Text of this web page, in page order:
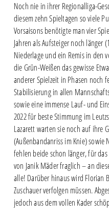
Noch nie in ihrer Regionalliga-
diesem zehn Spieltagen so viele
Vorsaisons benötigte man vier
Jahren als Aufsteiger noch länger
Niederlage und ein Remis in den
die Grün-Weißen das gewisse
anderer Spielzeit in Phasen noch
Stabilisierung in allen
sowie eine immense Lauf- und
2022 für beste Stimmung im
Lazarett warten sie noch auf ihre
(Außenbandanriss im Knie) sowie
fehlen beide schon länger, für
von Janik Mäder fraglich – an
alle! Darüber hinaus wird Florian
Zuschauer verfolgen müssen.
jedoch aus dem vollen Kader